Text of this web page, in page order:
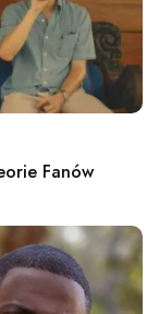
Fanów